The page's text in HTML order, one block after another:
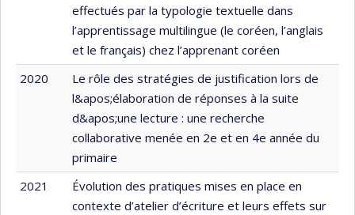
effectués par la typologie textuelle dans
l’apprentissage multilingue (le coréen, l’anglais
et le français) chez l’apprenant coréen
2020
Le rôle des stratégies de justification lors de
l&apos;élaboration de réponses à la suite
d&apos;une lecture : une recherche
collaborative menée en 2e et en 4e année du
primaire
2021
Évolution des pratiques mises en place en
contexte d’atelier d’écriture et leurs effets sur